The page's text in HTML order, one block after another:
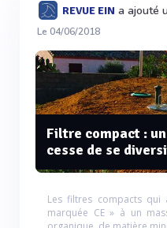
REVUE EIN a ajouté
Le 04/06/2018
Filtre compact :
cesse de se
Les filtres compacts qui
marquée CE » à un